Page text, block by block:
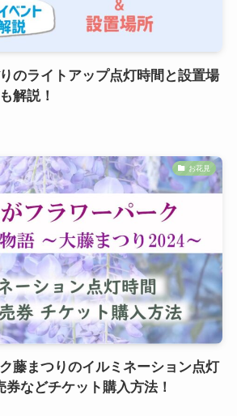
のライトアップ点灯時間と設置場
解説！
お花見
藤まつりのイルミネーション点灯
などチケット購入方法！